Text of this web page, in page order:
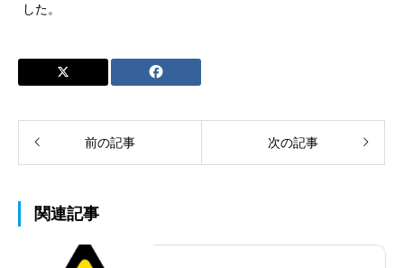
した。
前の記事 次の記事
関連記事